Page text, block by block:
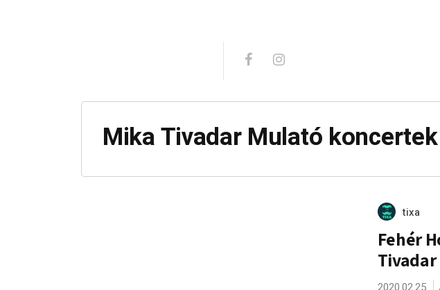
Mika Tivadar Mulató koncertek
tixa
Fehér